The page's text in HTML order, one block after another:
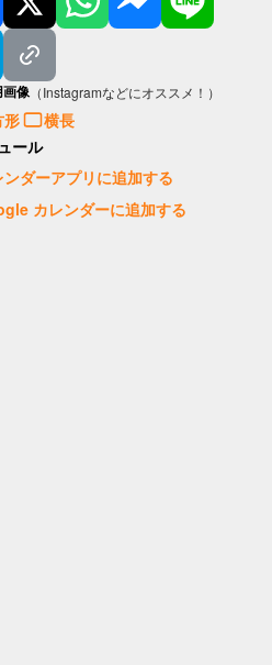
画像 （Instagramなどにオススメ！）
形
横長
ール
ンダーアプリに追加する
カレンダーに追加する